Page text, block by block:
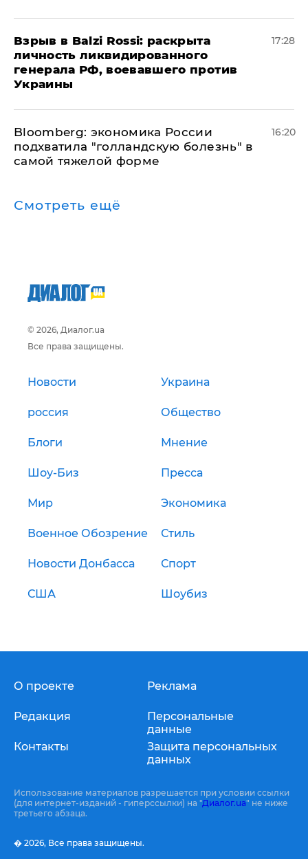
​Взрыв в Balzi Rossi: раскрыта
личность ликвидированного
генерала РФ, воевавшего против
Украины
17:28
Bloomberg: экономика России
подхватила "голландскую болезнь" в
самой тяжелой форме
16:20
Смотреть ещё
© 2026, Диалог.ua
Все права защищены.
Новости Украина
россия Общество
Блоги Мнение
Шоу-Биз Пресса
Мир Экономика
Военное Обозрение Стиль
Новости Донбасса Спорт
США Шоубиз
О проекте
Редакция
Контакты
Реклама
Персональные
данные
Защита персональных
данных
Использование материалов разрешается при условии ссылки
(для интернет-изданий - гиперссылки) на "Диалог.ua" не ниже
третьего абзаца.
� 2026, Все права защищены.